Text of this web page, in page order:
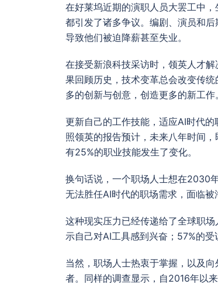
在好莱坞近期的演职人员大罢工中
都引发了诸多争议。编剧、演员和
导致他们被迫降薪甚至失业。
在接受新浪科技采访时，领英人才
果回顾历史，技术变革总会改变传
多的创新与创意，创造更多的新工
更新自己的工作技能，适应AI时代
照领英的报告预计，未来八年时间
有25%的职业技能发生了变化。
换句话说，一个职场人士想在2030
无法胜任AI时代的职场需求，面临被
这种现实压力已经传递给了全球职
示自己对AI工具感到兴奋；57%的受
当然，职场人士热衷于掌握，以及
者。同样的调查显示，自2016年以